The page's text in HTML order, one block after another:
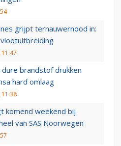
grijpt ternauwernood in:
dure brandstof drukken
hard omlaag
11:38
komend weekend bij
van SAS Noorwegen